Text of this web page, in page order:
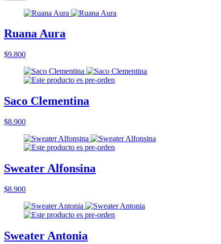
Ruana Aura
$9.800
Saco Clementina
$8.900
Sweater Alfonsina
$8.900
Sweater Antonia